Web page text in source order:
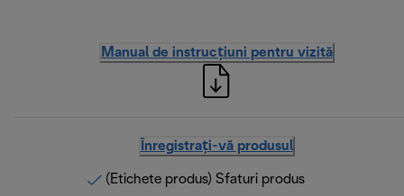
Manual de instrucțiuni pentru vizită
Înregistrați-vă produsul
(Etichete produs) Sfaturi produs